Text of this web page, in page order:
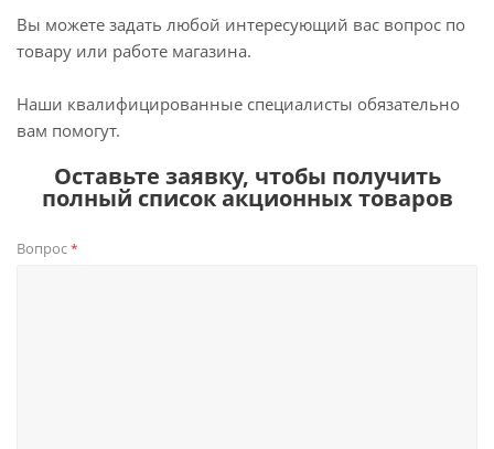
Вы можете задать любой интересующий вас вопрос по
товару или работе магазина.
Наши квалифицированные специалисты обязательно
вам помогут.
Оставьте заявку, чтобы получить
полный список акционных товаров
Вопрос*